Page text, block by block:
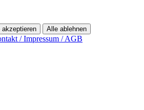
akzeptieren Alle ablehnen
/ Impressum / AGB